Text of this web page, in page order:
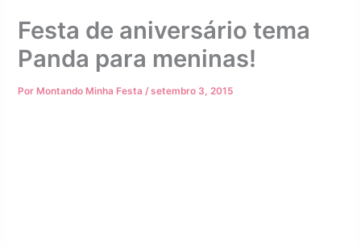
Festa de aniversário tema
Panda para meninas!
Por Montando Minha Festa/setembro 3, 2015